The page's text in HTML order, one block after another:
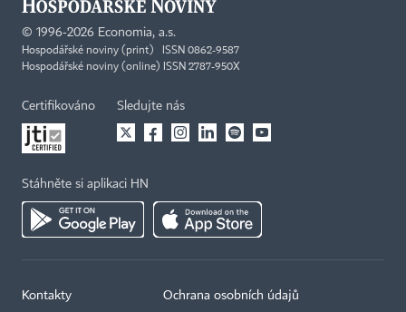
© 1996-2026 Economia, a.s.
Hospodářské noviny (print) ISSN 0862-9587
Hospodářské noviny (online) ISSN 2787-950X
Certifikováno Sledujte nás
Stáhněte si aplikaci HN
Kontakty Ochrana osobních údajů